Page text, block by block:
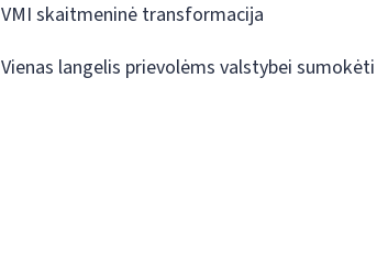
VMI skaitmeninė transformacija
Vienas langelis prievolėms valstybei sumokėti